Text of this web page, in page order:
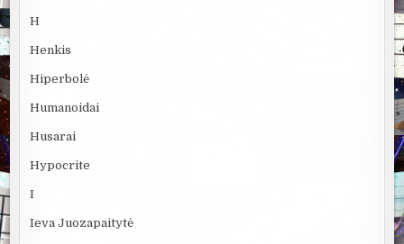
H
Henkis
Hiperbolė
Humanoidai
Husarai
Hypocrite
I
Ieva Juozapaitytė